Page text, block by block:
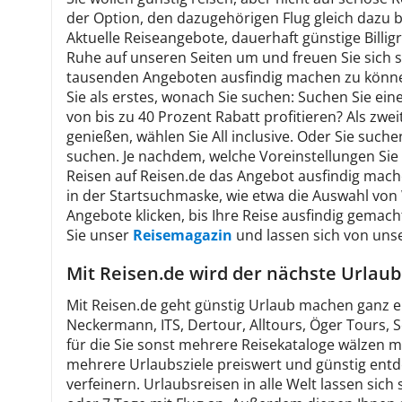
der Option, den dazugehörigen Flug gleich dazu
Aktuelle Reiseangebote, dauerhaft günstige
Ruhe auf unseren Seiten um und freuen Sie
tausenden Angeboten ausfindig machen zu
Sie als erstes, wonach Sie suchen: Suchen Sie
von bis zu 40 Prozent Rabatt profitieren? Als
genießen, wählen Sie All inclusive. Oder Sie
suchen. Je nachdem, welche Voreinstellungen
Reisen auf Reisen.de das Angebot ausfindig
in der Startsuchmaske, wie etwa die Auswahl
Angebote klicken, bis Ihre Reise ausfindig
Sie unser Reisemagazin und lassen sich von
Mit Reisen.de wird der nächste
Mit Reisen.de geht günstig Urlaub machen
Neckermann, ITS, Dertour, Alltours, Öger Tours,
für die Sie sonst mehrere Reisekataloge wälzen
mehrere Urlaubsziele preiswert und günstig
verfeinern. Urlaubsreisen in alle Welt lassen sich